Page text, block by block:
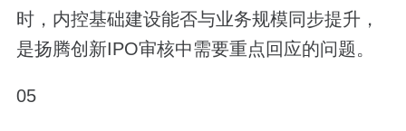
时，内控基础建设能否与业务规模同步提升，
是扬腾创新IPO审核中需要重点回应的问题。
05